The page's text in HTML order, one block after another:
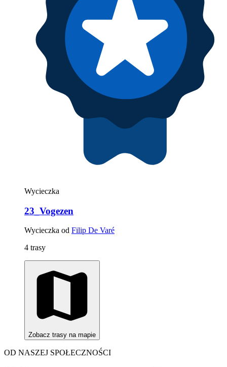
Wycieczka
23_Vogezen
Wycieczka od Filip De Varé
4 trasy
Zobacz trasy na mapie
OD NASZEJ SPOŁECZNOŚCI